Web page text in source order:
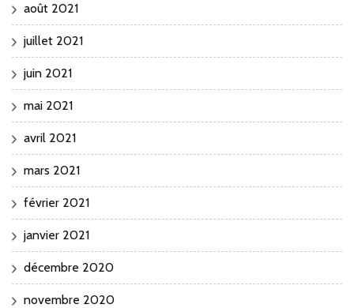
août 2021
juillet 2021
juin 2021
mai 2021
avril 2021
mars 2021
février 2021
janvier 2021
décembre 2020
novembre 2020